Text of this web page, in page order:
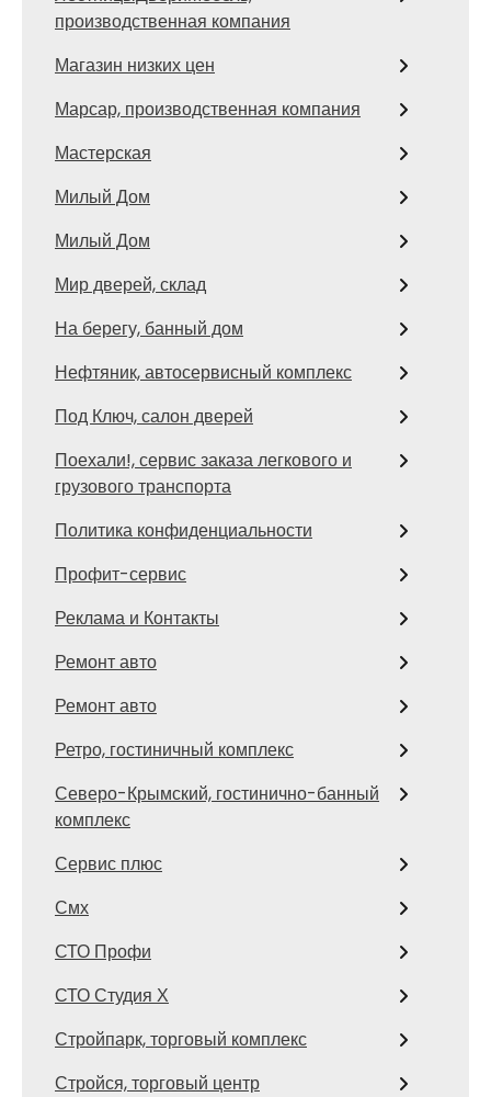
производственная компания
Магазин низких цен
Марсар, производственная компания
Мастерская
Милый Дом
Милый Дом
Мир дверей, склад
На берегу, банный дом
Нефтяник, автосервисный комплекс
Под Ключ, салон дверей
Поехали!, сервис заказа легкового и
грузового транспорта
Политика конфиденциальности
Профит-сервис
Реклама и Контакты
Ремонт авто
Ремонт авто
Ретро, гостиничный комплекс
Северо-Крымский, гостинично-банный
комплекс
Сервис плюс
Смх
СТО Профи
СТО Студия Х
Стройпарк, торговый комплекс
Стройся, торговый центр